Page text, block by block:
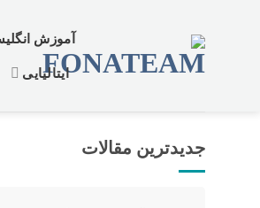
آموزش
ایتالیایی
جدیدترین مقالات